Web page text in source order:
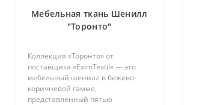
Мебельная ткань Шенилл
"Торонто"
Коллекция «Торонто» от
поставщика «EximTextil» — это
мебельный шенилл в бежево-
коричневой гамме,
представленный пятью